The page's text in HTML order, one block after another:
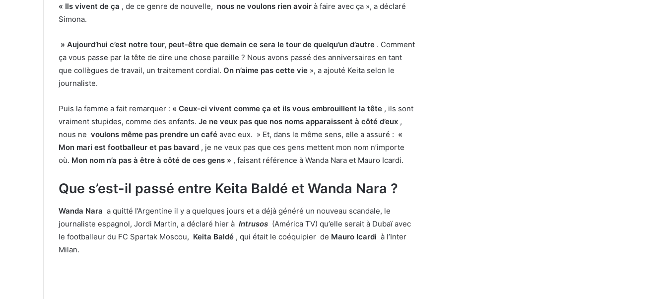
« Ils vivent de ça , de ce genre de nouvelle, nous ne voulons rien avoir à faire avec ça », a déclaré
Simona.
» Aujourd’hui c’est notre tour, peut-être que demain ce sera le tour de quelqu’un d’autre . Comment
ça vous passe par la tête de dire une chose pareille ? Nous avons passé des anniversaires en tant
que collègues de travail, un traitement cordial. On n’aime pas cette vie », a ajouté Keita selon le
journaliste.
Puis la femme a fait remarquer : « Ceux-ci vivent comme ça et ils vous embrouillent la tête , ils sont
vraiment stupides, comme des enfants. Je ne veux pas que nos noms apparaissent à côté d’eux ,
nous ne voulons même pas prendre un café avec eux. » Et, dans le même sens, elle a assuré : «
Mon mari est footballeur et pas bavard , je ne veux pas que ces gens mettent mon nom n’importe
où. Mon nom n’a pas à être à côté de ces gens » , faisant référence à Wanda Nara et Mauro Icardi.
Que s’est-il passé entre Keita Baldé et Wanda Nara ?
Wanda Nara a quitté l’Argentine il y a quelques jours et a déjà généré un nouveau scandale, le
journaliste espagnol, Jordi Martin, a déclaré hier à Intrusos (América TV) qu’elle serait à Dubaï avec
le footballeur du FC Spartak Moscou, Keita Baldé , qui était le coéquipier de Mauro Icardi à l’Inter
Milan.